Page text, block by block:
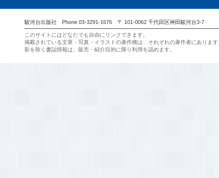
駿河台出版社 Phone 03-3291-1676 〒 101-0062 千代田区神田駿河台3-7
このサイトにはどなたでも自由にリンクできます。
掲載されている文章・写真・イラストの著作権は、それぞれの著作者にありま
影を除く書誌情報は、販売・紹介目的に限り利用を認めます。